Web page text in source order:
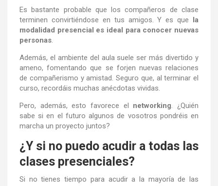
Es bastante probable que los compañeros de clase
terminen convirtiéndose en tus amigos. Y es que la
modalidad presencial es ideal para conocer nuevas
personas.
Además, el ambiente del aula suele ser más divertido y
ameno, fomentando que se forjen nuevas relaciones
de compañerismo y amistad. Seguro que, al terminar el
curso, recordáis muchas anécdotas vividas.
Pero, además, esto favorece el networking. ¿Quién
sabe si en el futuro algunos de vosotros pondréis en
marcha un proyecto juntos?
¿Y si no puedo acudir a todas las
clases presenciales?
Si no tienes tiempo para acudir a la mayoría de las